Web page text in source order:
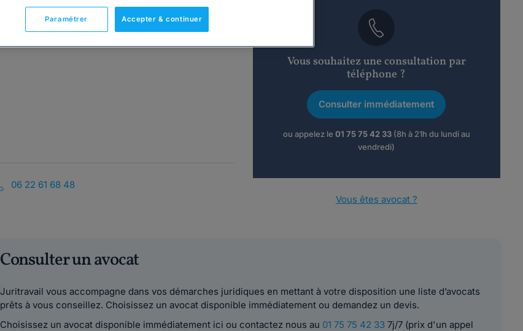
06 22 61 68 48
Vous souhaitez une consultation par
téléphone ?
Consulter immédiatement
ou appelez le 01 75 75 42 33(8h à 21h du lundi au
vendredi)
Vous êtes avocat ?
Consulter un avocat
Juritravail vous accompagne dans vos démarches juridiques en mettant à votre disposition une liste d’avocats
prêts à vous conseillez. Choisissez un avocat disponible immédiatement ou demandez un devis.
Choisissez un avocat disponible immédiatement ici ou contactez nous au 01 75 75 42 337j/7 (prix d'un appel
Accepter & continuer
Paramétrer